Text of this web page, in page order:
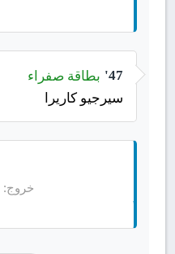
47' بطاقة صفراء
سيرجيو كاريرا
خروج: